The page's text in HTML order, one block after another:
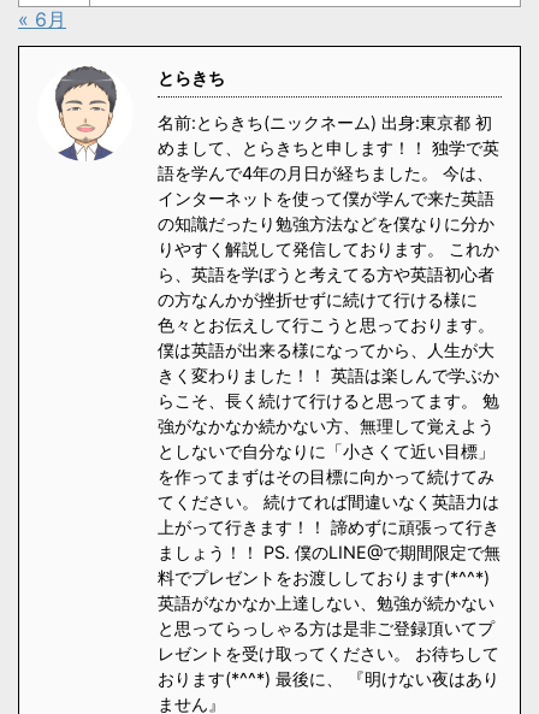
« 6月
とらきち
名前:とらきち(ニックネーム) 出身:東京都 初
めまして、とらきちと申します！！ 独学で英
語を学んで4年の月日が経ちました。 今は、
インターネットを使って僕が学んで来た英語
の知識だったり勉強方法などを僕なりに分か
りやすく解説して発信しております。 これか
ら、英語を学ぼうと考えてる方や英語初心者
の方なんかが挫折せずに続けて行ける様に
色々とお伝えして行こうと思っております。
僕は英語が出来る様になってから、人生が大
きく変わりました！！ 英語は楽しんで学ぶか
らこそ、長く続けて行けると思ってます。 勉
強がなかなか続かない方、無理して覚えよう
としないで自分なりに「小さくて近い目標」
を作ってまずはその目標に向かって続けてみ
てください。 続けてれば間違いなく英語力は
上がって行きます！！ 諦めずに頑張って行き
ましょう！！ PS. 僕のLINE@で期間限定で無
料でプレゼントをお渡ししております(*^^*)
英語がなかなか上達しない、勉強が続かない
と思ってらっしゃる方は是非ご登録頂いてプ
レゼントを受け取ってください。 お待ちして
おります(*^^*) 最後に、 『明けない夜はあり
ません』